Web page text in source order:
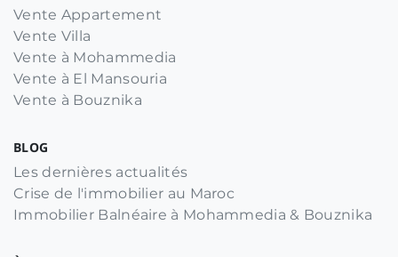
Vente Appartement
Vente Villa
Vente à Mohammedia
Vente à El Mansouria
Vente à Bouznika
BLOG
Les dernières actualités
Crise de l'immobilier au Maroc
Immobilier Balnéaire à Mohammedia & Bouznika